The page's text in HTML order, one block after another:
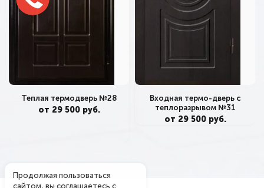
Теплая термодверь №28
от 29 500 руб.
Входная термо-дверь с
теплоразрывом №31
от 29 500 руб.
Продолжая пользоваться
сайтом, вы соглашаетесь с